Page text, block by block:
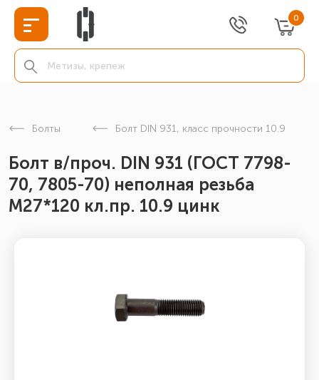
0
Болты Болт DIN 931, класс прочности 10.9
Болт в/проч. DIN 931 (ГОСТ 7798-
70, 7805-70) неполная резьба
М27*120 кл.пр. 10.9 цинк